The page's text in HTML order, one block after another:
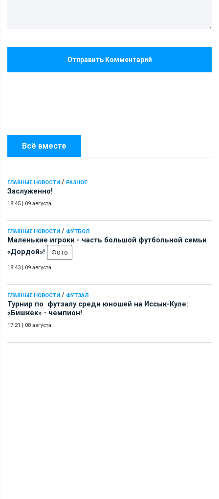
Всё вместе
ГЛАВНЫЕ НОВОСТИ / РАЗНОЕ
Заслуженно!
18:45 | 09 августа
ГЛАВНЫЕ НОВОСТИ / ФУТБОЛ
Маленькие игроки - часть большой футбольной семьи
«Дордой»!
Фото
18:43 | 09 августа
ГЛАВНЫЕ НОВОСТИ / ФУТЗАЛ
Турнир по футзалу среди юношей на Иссык-Куле:
«Бишкек» - чемпион!
17:21 | 08 августа
Отправить Комментарий